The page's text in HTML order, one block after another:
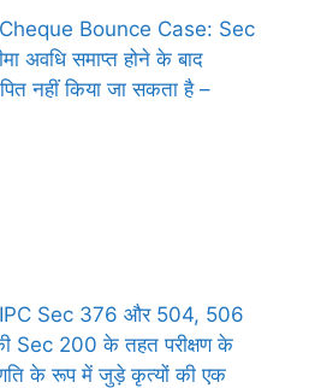
Cheque Bounce Case: Sec
अवधि समाप्त होने के बाद
नहीं किया जा सकता है –
IPC Sec 376 और 504, 506
Sec 200 के तहत परीक्षण के
के रूप में जुड़े कृत्यों की एक